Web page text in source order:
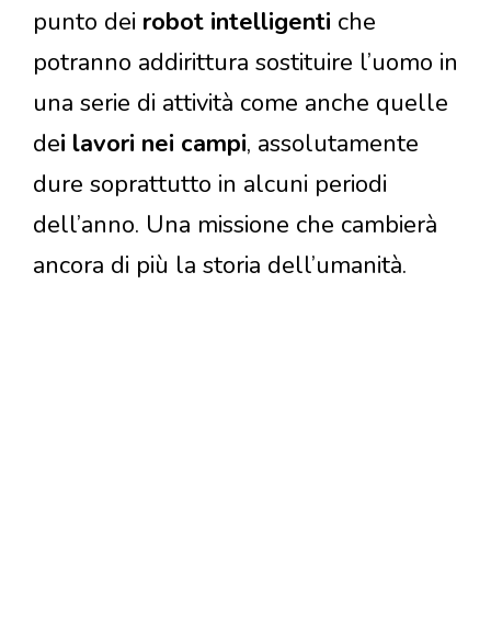
punto dei robot intelligenti che
potranno addirittura sostituire l’uomo in
una serie di attività come anche quelle
dei lavori nei campi, assolutamente
dure soprattutto in alcuni periodi
dell’anno. Una missione che cambierà
ancora di più la storia dell’umanità.